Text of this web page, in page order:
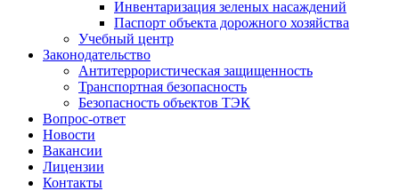
Инвентаризация зеленых насаждений
Паспорт объекта дорожного хозяйства
Учебный центр
Законодательство
Антитеррористическая защищенность
Транспортная безопасность
Безопасность объектов ТЭК
Вопрос-ответ
Новости
Вакансии
Лицензии
Контакты